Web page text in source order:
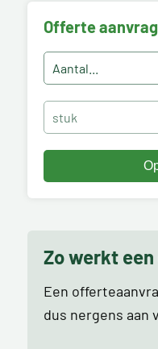
Offerte
Zo werkt
Een
dus nergens aan